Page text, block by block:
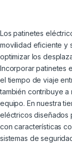
Los patinetes
movilidad eficiente y
optimizar los
Incorporar patinetes
el tiempo de viaje
también contribuye
equipo. En nuestra
eléctricos diseñados
con características
sistemas de